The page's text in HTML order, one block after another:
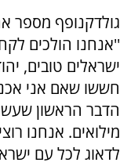
גולדקנופף מספר
''אנחנו הולכים
ישראלים טובים,
חששו שאם אני
הדבר הראשון
מילואים. אנחנו
לדאוג לכל עם